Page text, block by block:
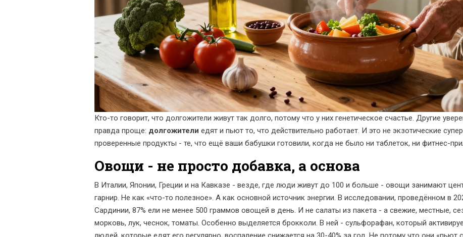
Кто-то говорит, что долгожители живут так долго, потому что у них генетическое счастье. Другие
правда проще: долгожители едят и пьют то, что действительно работает. И это не экзотические
проверенные продукты - те, что ещё ваши бабушки готовили, когда не было ни таблеток, ни фитнес-
Овощи - не просто добавка, а основа
В Италии, Японии, Греции и на Кавказе - везде, где люди живут до 100 и больше - овощи занимают
гарнир. Не как «что-то полезное». А как основной источник энергии. В исследовании, проведённом в
Сардинии, 87% ели не менее 500 граммов овощей в день. И не салаты из пакета - а свежие, местные,
морковь, лук, чеснок, томаты. Особенно выделяется брокколи. В ней - сульфорафан, который